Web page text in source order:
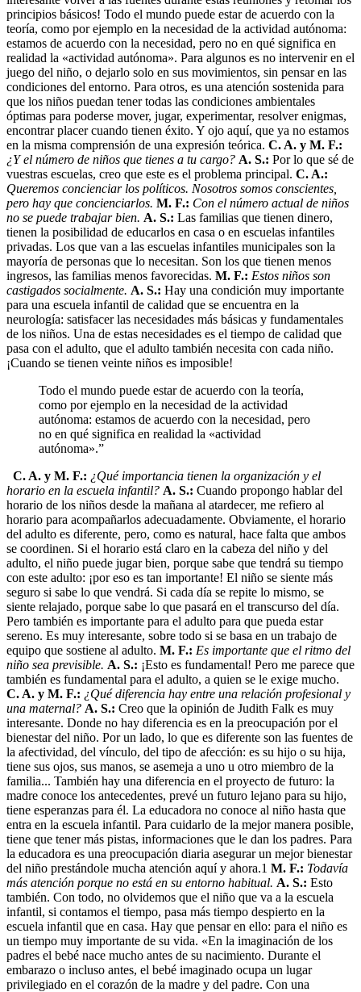
principios básicos! Todo el mundo puede estar de acuerdo con la
teoría, como por ejemplo en la necesidad de la actividad autónoma:
estamos de acuerdo con la necesidad, pero no en qué significa en
realidad la «actividad autónoma». Para algunos es no intervenir en el
juego del niño, o dejarlo solo en sus movimientos, sin pensar en las
condiciones del entorno. Para otros, es una atención sostenida para
que los niños puedan tener todas las condiciones ambientales
óptimas para poderse mover, jugar, experimentar, resolver enigmas,
encontrar placer cuando tienen éxito. Y ojo aquí, que ya no estamos
en la misma comprensión de una expresión teórica. C. A. y M. F.:
¿Y el número de niños que tienes a tu cargo? A. S.: Por lo que sé de
vuestras escuelas, creo que este es el problema principal. C. A.:
Queremos concienciar los políticos. Nosotros somos conscientes,
pero hay que concienciarlos. M. F.: Con el número actual de niños
no se puede trabajar bien. A. S.: Las familias que tienen dinero,
tienen la posibilidad de educarlos en casa o en escuelas infantiles
privadas. Los que van a las escuelas infantiles municipales son la
mayoría de personas que lo necesitan. Son los que tienen menos
ingresos, las familias menos favorecidas. M. F.: Estos niños son
castigados socialmente. A. S.: Hay una condición muy importante
para una escuela infantil de calidad que se encuentra en la
neurología: satisfacer las necesidades más básicas y fundamentales
de los niños. Una de estas necesidades es el tiempo de calidad que
pasa con el adulto, que el adulto también necesita con cada niño.
¡Cuando se tienen veinte niños es imposible!
Todo el mundo puede estar de acuerdo con la teoría,
como por ejemplo en la necesidad de la actividad
autónoma: estamos de acuerdo con la necesidad, pero
no en qué significa en realidad la «actividad
autónoma».”
C. A. y M. F.: ¿Qué importancia tienen la organización y el
horario en la escuela infantil? A. S.: Cuando propongo hablar del
horario de los niños desde la mañana al atardecer, me refiero al
horario para acompañarlos adecuadamente. Obviamente, el horario
del adulto es diferente, pero, como es natural, hace falta que ambos
se coordinen. Si el horario está claro en la cabeza del niño y del
adulto, el niño puede jugar bien, porque sabe que tendrá su tiempo
con este adulto: ¡por eso es tan importante! El niño se siente más
seguro si sabe lo que vendrá. Si cada día se repite lo mismo, se
siente relajado, porque sabe lo que pasará en el transcurso del día.
Pero también es importante para el adulto para que pueda estar
sereno. Es muy interesante, sobre todo si se basa en un trabajo de
equipo que sostiene al adulto. M. F.: Es importante que el ritmo del
niño sea previsible. A. S.: ¡Esto es fundamental! Pero me parece que
también es fundamental para el adulto, a quien se le exige mucho.
C. A. y M. F.: ¿Qué diferencia hay entre una relación profesional y
una maternal? A. S.: Creo que la opinión de Judith Falk es muy
interesante. Donde no hay diferencia es en la preocupación por el
bienestar del niño. Por un lado, lo que es diferente son las fuentes de
la afectividad, del vínculo, del tipo de afección: es su hijo o su hija,
tiene sus ojos, sus manos, se asemeja a uno u otro miembro de la
familia... También hay una diferencia en el proyecto de futuro: la
madre conoce los antecedentes, prevé un futuro lejano para su hijo,
tiene esperanzas para él. La educadora no conoce al niño hasta que
entra en la escuela infantil. Para cuidarlo de la mejor manera posible,
tiene que tener más pistas, informaciones que le dan los padres. Para
la educadora es una preocupación diaria asegurar un mejor bienestar
del niño prestándole mucha atención aquí y ahora.1 M. F.: Todavía
más atención porque no está en su entorno habitual. A. S.: Esto
también. Con todo, no olvidemos que el niño que va a la escuela
infantil, si contamos el tiempo, pasa más tiempo despierto en la
escuela infantil que en casa. Hay que pensar en ello: para el niño es
un tiempo muy importante de su vida. «En la imaginación de los
padres el bebé nace mucho antes de su nacimiento. Durante el
embarazo o incluso antes, el bebé imaginado ocupa un lugar
privilegiado en el corazón de la madre y del padre. Con una